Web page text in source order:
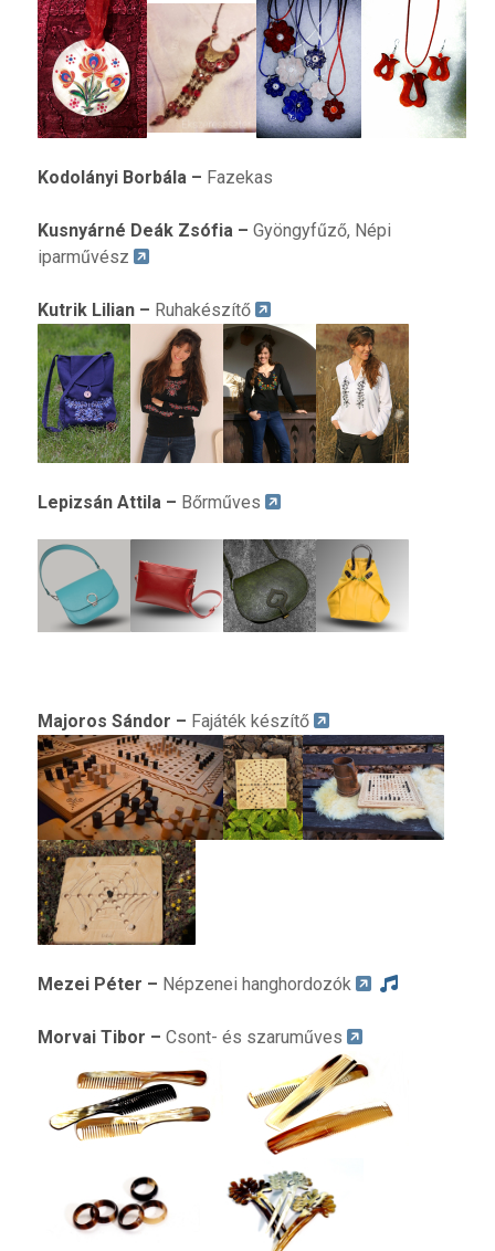
Kodolányi Borbála – Fazekas
Kusnyárné Deák Zsófia – Gyöngyfűző, Népi
iparművész
Kutrik Lilian – Ruhakészítő
Lepizsán Attila – Bőrműves
Majoros Sándor – Fajáték készítő
Mezei Péter – Népzenei hanghordozók
M orvai Tibor – Csont- és szaruműves